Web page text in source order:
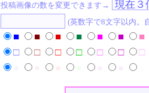
投稿画像の数を変更できます→
(英数字で8文字以内。
■ ■ ■ ■ ■ ■
■
□ □ □ □ □ □
□